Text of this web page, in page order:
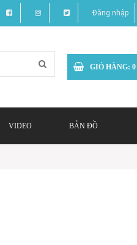
Đăng nhập
GIỎ HÀNG: 0
VIDEO BẢN ĐỒ